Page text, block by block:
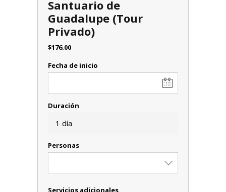
Santuario de
Guadalupe (Tour
Privado)
$176.00
Fecha de inicio
Duración
1 día
Personas
Servicios adicionales